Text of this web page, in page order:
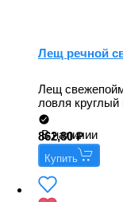
Лещ речной
Лещ
ловля круглый
В наличии
862,80
Купить